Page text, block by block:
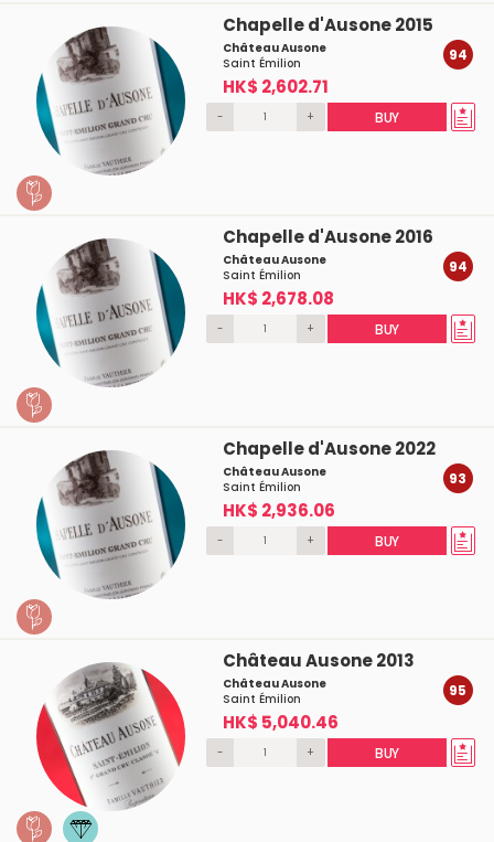
Chapelle d'Ausone 2015
Château Ausone
Saint Émilion
HK$ 2,602.71
94
- + BUY
Chapelle d'Ausone 2016
Château Ausone
Saint Émilion
HK$ 2,678.08
94
- + BUY
Chapelle d'Ausone 2022
Château Ausone
Saint Émilion
HK$ 2,936.06
93
- + BUY
Château Ausone 2013
Château Ausone
Saint Émilion
HK$ 5,040.46
95
- + BUY